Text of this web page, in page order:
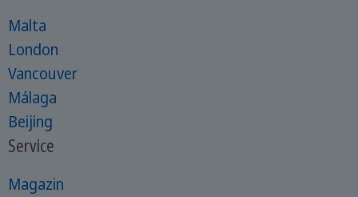
Malta
London
Vancouver
Málaga
Beijing
Service
Magazin